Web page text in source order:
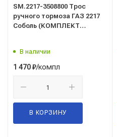
SM.2217-3508800 Трос
ручного тормоза ГАЗ 2217
Соболь (КОМПЛЕКТ
В наличии
1 470₽/компл
В КОРЗИНУ